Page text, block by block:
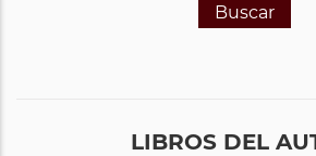
Buscar
LIBROS DEL